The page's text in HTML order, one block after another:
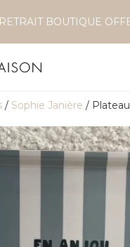
RETRAIT BOUTIQUE
/ Sophie Janière /